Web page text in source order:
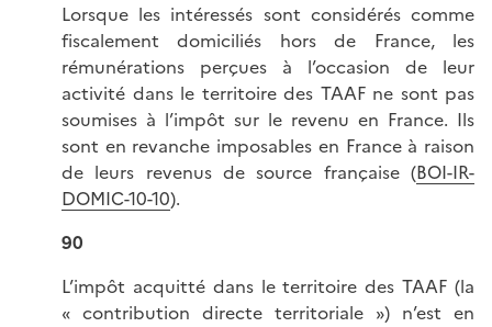
Lorsque les intéressés sont considérés comme
fiscalement domiciliés hors de France, les
rémunérations perçues à l’occasion de leur
activité dans le territoire des TAAF ne sont pas
soumises à l’impôt sur le revenu en France. Ils
sont en revanche imposables en France à raison
de leurs revenus de source française (BOI-IR-
DOMIC-10-10).
90
L’impôt acquitté dans le territoire des TAAF (la
« contribution directe territoriale ») n’est en